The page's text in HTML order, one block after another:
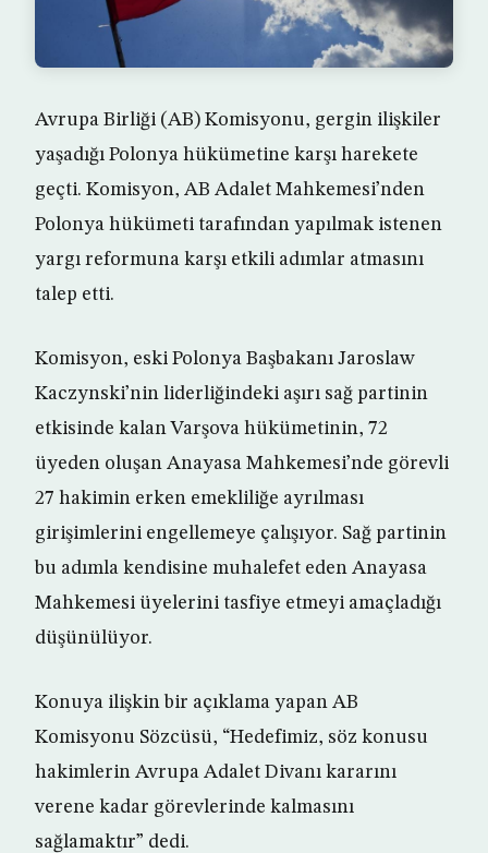
Avrupa Birliği (AB) Komisyonu, gergin ilişkiler
yaşadığı Polonya hükümetine karşı harekete
geçti. Komisyon, AB Adalet Mahkemesi’nden
Polonya hükümeti tarafından yapılmak istenen
yargı reformuna karşı etkili adımlar atmasını
talep etti.
Komisyon, eski Polonya Başbakanı Jaroslaw
Kaczynski’nin liderliğindeki aşırı sağ partinin
etkisinde kalan Varşova hükümetinin, 72
üyeden oluşan Anayasa Mahkemesi’nde görevli
27 hakimin erken emekliliğe ayrılması
girişimlerini engellemeye çalışıyor. Sağ partinin
bu adımla kendisine muhalefet eden Anayasa
Mahkemesi üyelerini tasfiye etmeyi amaçladığı
düşünülüyor.
Konuya ilişkin bir açıklama yapan AB
Komisyonu Sözcüsü, “Hedefimiz, söz konusu
hakimlerin Avrupa Adalet Divanı kararını
verene kadar görevlerinde kalmasını
sağlamaktır” dedi.